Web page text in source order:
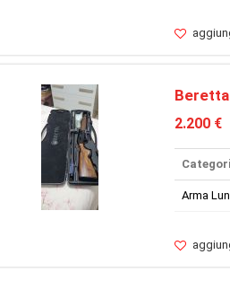
2.200 €
Arma